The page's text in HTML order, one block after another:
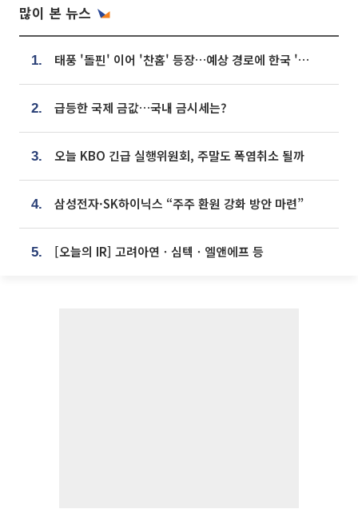
많이 본 뉴스
1. 태풍 '돌핀' 이어 '찬홈' 등장…예상 경로에 한국 '한숨'
2. 급등한 국제 금값…국내 금시세는?
3. 오늘 KBO 긴급 실행위원회, 주말도 폭염취소 될까
4. 삼성전자·SK하이닉스 “주주 환원 강화 방안 마련”
5. [오늘의 IR] 고려아연ㆍ심텍ㆍ엘앤에프 등